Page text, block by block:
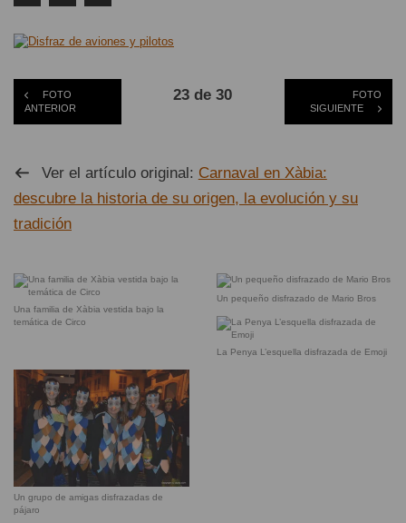
FOTO
ANTERIOR
23 de 30
FOTO
SIGUIENTE
Ver el artículo original: Carnaval en Xàbia:
descubre la historia de su origen, la evolución y su
tradición
Una familia de Xàbia vestida bajo la
temática de Circo
Un pequeño disfrazado de Mario Bros
La Penya L’esquella disfrazada de Emoji
Un grupo de amigas disfrazadas de
pájaro